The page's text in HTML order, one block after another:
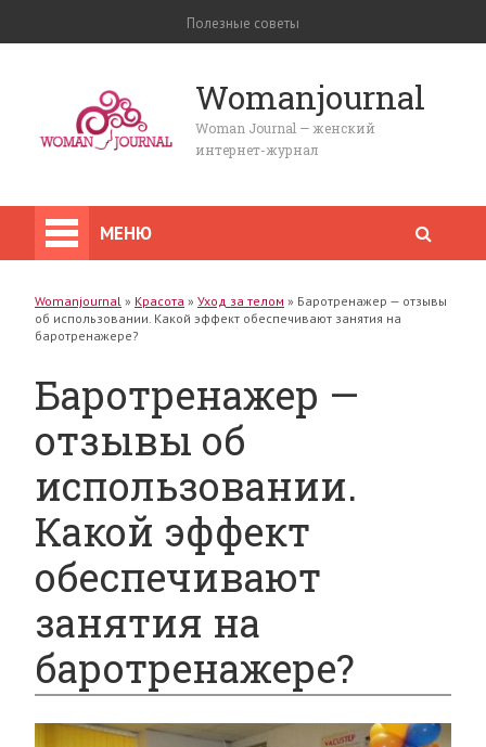
Полезные советы
Womanjournal
Woman Journal — женский
интернет-журнал
МЕНЮ
Womanjournal » Красота » Уход за телом » Баротренажер — отзывы
об использовании. Какой эффект обеспечивают занятия на
баротренажере?
Баротренажер —
отзывы об
использовании.
Какой эффект
обеспечивают
занятия на
баротренажере?